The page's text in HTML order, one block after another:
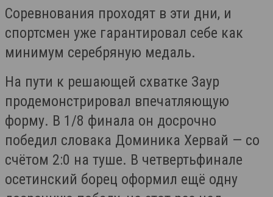
Соревнования проходят в эти дни, и
спортсмен уже гарантировал себе как
минимум серебряную медаль.
На пути к решающей схватке Заур
продемонстрировал впечатляющую
форму. В 1/8 финала он досрочно
победил словака Доминика Хервай — со
счётом 2:0 на туше. В четвертьфинале
осетинский борец оформил ещё одну